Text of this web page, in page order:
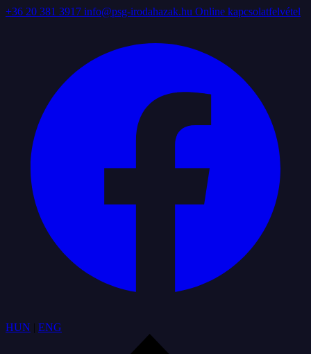
+36 20 381 3917 info@psg-irodahazak.hu Online kapcsolatfelvétel
HUN | ENG